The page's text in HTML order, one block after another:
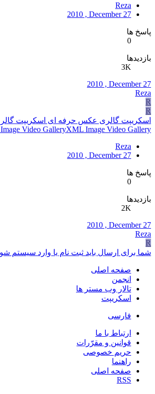
Reza
2010 , December 27
پاسخ ها
0
بازدیدها
3K
2010 , December 27
Reza
R
R
اسکریپت گالری عکس حرفه ای اسکریپت
Video GalleryXML Image Video Gallery
Reza
2010 , December 27
پاسخ ها
0
بازدیدها
2K
2010 , December 27
Reza
R
شما برای ارسال باید ثبت نام یا وارد سیستم
صفحه اصلی
انجمن
تالار وب مستر ها
اسکریپت
فارسی
ارتباط با ما
قوانین و مقرّرات
حریم خصوصی
راهنما
صفحه اصلی
RSS